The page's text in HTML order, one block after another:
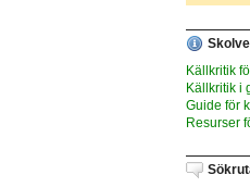
Källkritik
Källkritik i
Guide för
Resurser